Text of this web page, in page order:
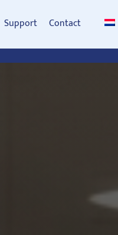
Support Contact